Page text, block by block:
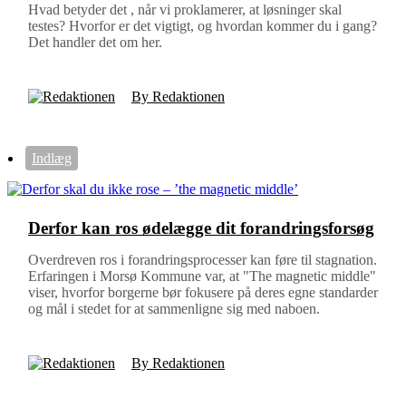
Hvad betyder det , når vi proklamerer, at løsninger skal
testes? Hvorfor er det vigtigt, og hvordan kommer du i gang?
Det handler det om her.
By Redaktionen
Indlæg
Derfor kan ros ødelægge dit forandringsforsøg
Overdreven ros i forandringsprocesser kan føre til stagnation.
Erfaringen i Morsø Kommune var, at "The magnetic middle"
viser, hvorfor borgerne bør fokusere på deres egne standarder
og mål i stedet for at sammenligne sig med naboen.
By Redaktionen